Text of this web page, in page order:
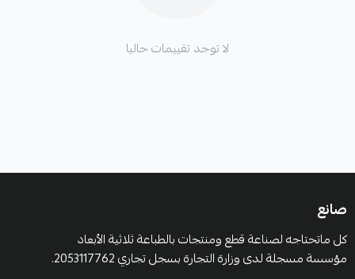
لا توجد تقييمات حاليا
صانع
كل ماتحتاجه لصناعة قطع ومنتجات بالطباعة ثلاثية الأبعاد
مؤسسة مسجلة لدى وزارة التجارة بسجل تجاري 2053117762.